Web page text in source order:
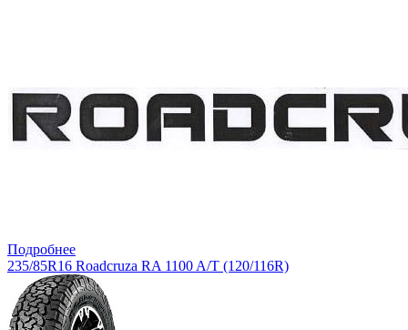
Подробнее
235/85R16 Roadcruza RA 1100 A/T (120/116R)